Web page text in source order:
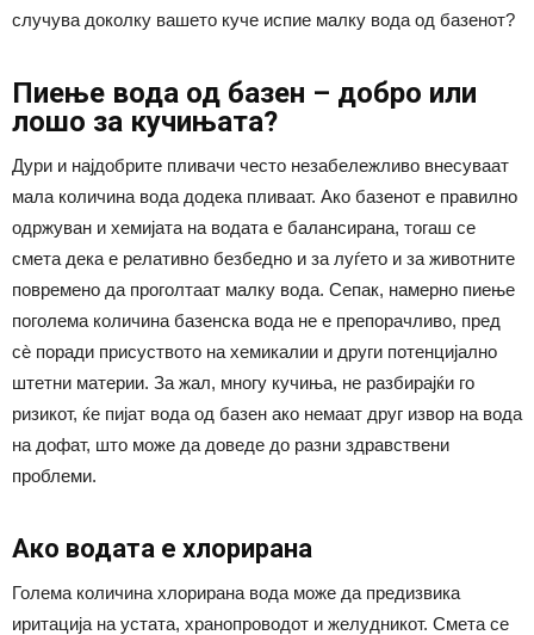
случува доколку вашето куче испие малку вода од базенот?
Пиење вода од базен – добро или
лошо за кучињата?
Дури и најдобрите пливачи често незабележливо внесуваат
мала количина вода додека пливаат. Ако базенот е правилно
одржуван и хемијата на водата е балансирана, тогаш се
смета дека е релативно безбедно и за луѓето и за животните
повремено да проголтаат малку вода. Сепак, намерно пиење
поголема количина базенска вода не е препорачливо, пред
сè поради присуството на хемикалии и други потенцијално
штетни материи. За жал, многу кучиња, не разбирајќи го
ризикот, ќе пијат вода од базен ако немаат друг извор на вода
на дофат, што може да доведе до разни здравствени
проблеми.
Ако водата е хлорирана
Голема количина хлорирана вода може да предизвика
иритација на устата, хранопроводот и желудникот. Смета се